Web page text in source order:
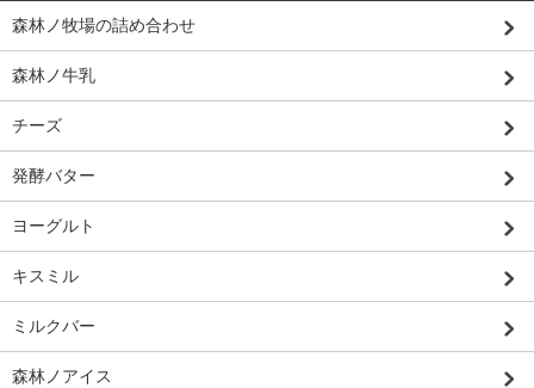
森林ノ牧場の詰め合わせ
森林ノ牛乳
チーズ
発酵バター
ヨーグルト
キスミル
ミルクバー
森林ノアイス